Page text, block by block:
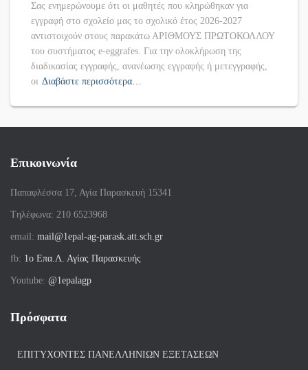
Σας ενημερώνουμε ότι οι μαθητές που κληρώθηκαν για
εγγραφή στο σχολείο μας το σχολικό έτος 2026-2027
αντιστοιχούν στους παρακάτω ΑΡΙΘΜΟΥΣ ΠΡΩΤΟΚΟΛΛΟΥ
του συστήματος e-eggrafes. Για την ολοκλήρωση της
διαδικασίας εγγραφής, ανανέωσης εγγραφής ή μετεγγραφής,
οι Διαβάστε περισσότερα…
Επικοινωνία
Παπαφλέσσα 17, Αγία Παρασκευή 15341
Tηλέφωνα: 210 6523968
email: mail@1epal-ag-parask.att.sch.gr
fb: 1ο Επα.Λ. Αγίας Παρασκευής
Youtube: @1epalagp
Πρόσφατα
ΕΠΙΤΥΧΌΝΤΕΣ ΠΑΝΕΛΛΗΝΊΩΝ ΕΞΕΤΆΣΕΩΝ